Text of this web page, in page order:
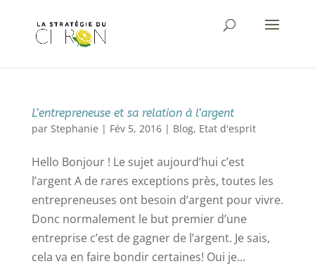
L’entrepreneuse et sa relation à l’argent
par Stephanie | Fév 5, 2016| Blog, Etat d'esprit
Hello Bonjour ! Le sujet aujourd’hui c’est
l’argent A de rares exceptions près, toutes les
entrepreneuses ont besoin d’argent pour vivre.
Donc normalement le but premier d’une
entreprise c’est de gagner de l’argent. Je sais,
cela va en faire bondir certaines! Oui je...